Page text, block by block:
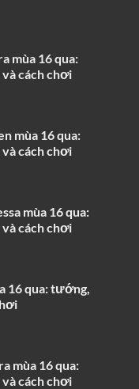
mùa 16 qua:
cách chơi
mùa 16 qua:
cách chơi
mùa 16 qua:
cách chơi
16 qua: tướng,
mùa 16 qua:
cách chơi